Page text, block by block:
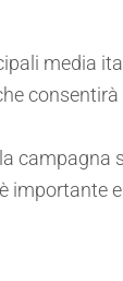
media
importante